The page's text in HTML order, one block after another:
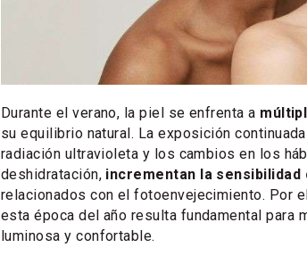
Durante el verano, la piel se enfrenta a
su equilibrio natural. La exposición
radiación ultravioleta y los cambios en los
deshidratación, incrementan la sensibilidad
relacionados con el fotoenvejecimiento. Por
esta época del año resulta fundamental para
luminosa y confortable.